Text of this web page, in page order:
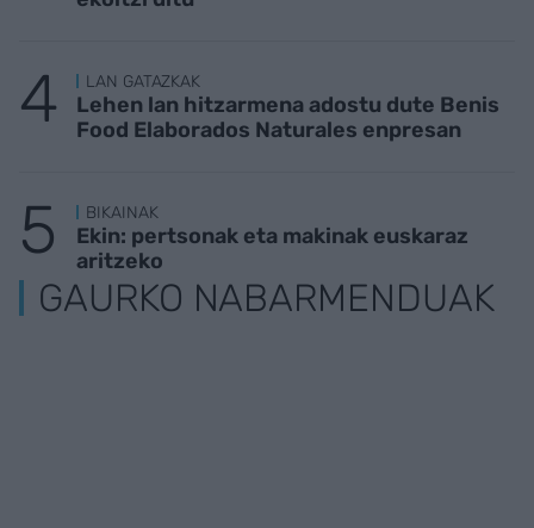
LAN GATAZKAK
Lehen lan hitzarmena adostu dute Benis
Food Elaborados Naturales enpresan
BIKAINAK
Ekin: pertsonak eta makinak euskaraz
aritzeko
GAURKO NABARMENDUAK